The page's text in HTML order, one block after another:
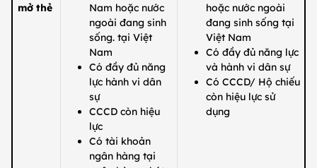
mở thẻ
Nam hoặc nước
ngoài đang sinh
sống. tại Việt
Nam
Có đầy đủ năng
lực hành vi dân
sự
CCCD còn hiệu
lực
Có tài khoản
ngân hàng tại
hoặc nước ngoài
đang sinh sống tại
Việt Nam
Có đầy đủ năng lực
và hành vi dân sự
Có CCCD/ Hộ chiếu
còn hiệu lực sử
dụng